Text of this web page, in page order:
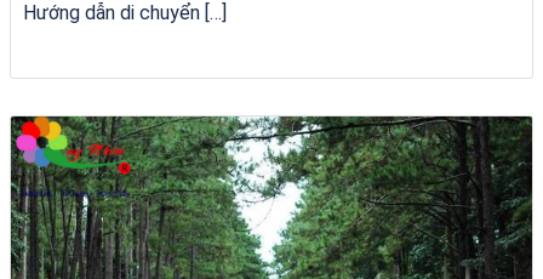
Hướng dẫn di chuyển […]
Tour Gia Lai Quy Nhơn